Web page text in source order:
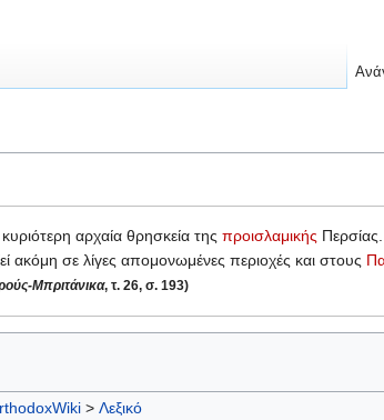
κυριότερη αρχαία θρησκεία τηςπροισλαμικής
ακόμη σε λίγες απομονωμένες περιοχές και στους
Μπριτάνικα, τ. 26, σ. 193)
> Λεξικό